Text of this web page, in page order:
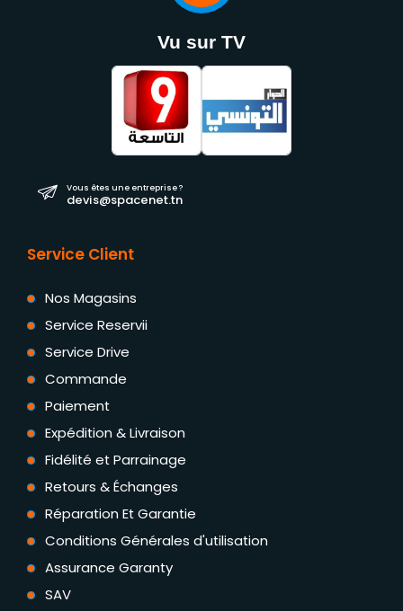
Vu sur TV
Vous êtes une entreprise ?
devis@spacenet.tn
Service Client
Nos Magasins
Service Reservii
Service Drive
Commande
Paiement
Expédition & Livraison
Fidélité et Parrainage
Retours & Échanges
Réparation Et Garantie
Conditions Générales d'utilisation
Assurance Garanty
SAV